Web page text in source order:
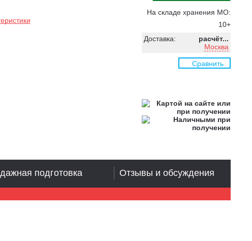
На складе хранения МО:
10+
Доставка:
расчёт...
Москва
Сравнить
подготовка Отзывы и обсуждения